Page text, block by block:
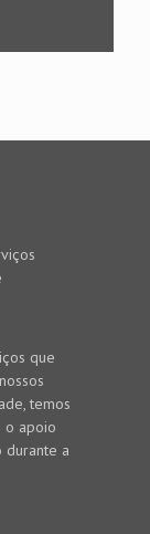
que
temos
o apoio
durante a